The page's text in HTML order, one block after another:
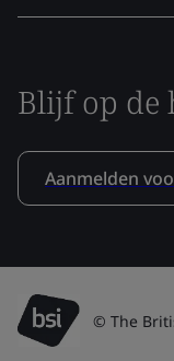
Blijf op de
Aanmelden
© The